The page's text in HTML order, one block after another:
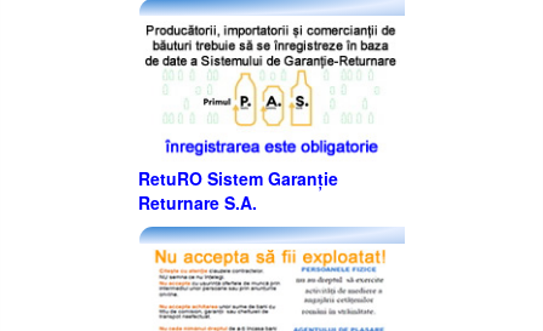
RetuRO Sistem Garanție
Returnare S.A.